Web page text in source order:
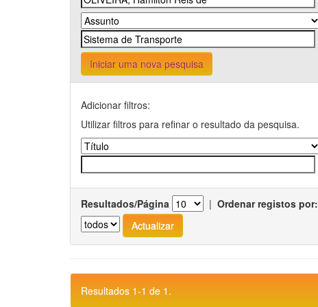
Iniciar uma nova pesquisa
Adicionar filtros:
Utilizar filtros para refinar o resultado da pesquisa.
Resultados/Página | Ordenar registos por:
Resultados 1-1 de 1.